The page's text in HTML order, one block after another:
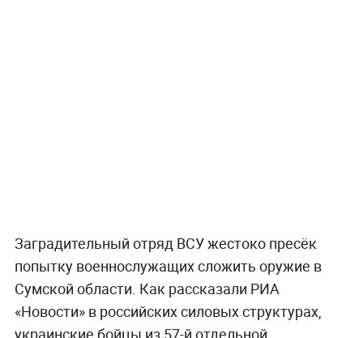
Заградительный отряд ВСУ жестоко пресёк
попытку военнослужащих сложить оружие в
Сумской области. Как рассказали РИА
«Новости» в российских силовых структурах,
украинские бойцы из 57-й отдельной